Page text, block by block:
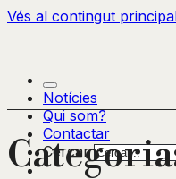
Vés al contingut
Notícies
Qui som?
Contactar
Cercar